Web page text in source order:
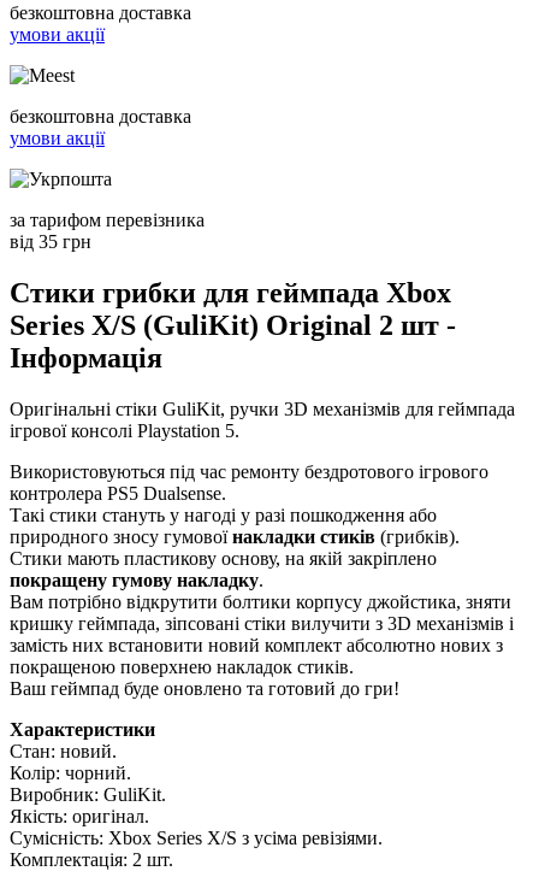
безкоштовна доставка
умови акції
безкоштовна доставка
умови акції
за тарифом перевізника
від 35 грн
Стики грибки для геймпада Xbox
Series X/S (GuliKit) Original 2 шт -
Інформація
Оригінальні стіки GuliKit, ручки 3D механізмів для геймпада
ігрової консолі Playstation 5.
Використовуються під час ремонту бездротового ігрового
контролера PS5 Dualsense.
Такі стики стануть у нагоді у разі пошкодження або
природного зносу гумовоїнакладки стиків (грибків).
Стики мають пластикову основу, на якій закріплено
покращену гумову накладку.
Вам потрібно відкрутити болтики корпусу джойстика, зняти
кришку геймпада, зіпсовані стіки вилучити з 3D механізмів і
замість них встановити новий комплект абсолютно нових з
покращеною поверхнею накладок стиків.
Ваш геймпад буде оновлено та готовий до гри!
Характеристики
Стан: новий.
Колір: чорний.
Виробник: GuliKit.
Якість: оригінал.
Сумісність: Xbox Series X/S з усіма ревізіями.
Комплектація: 2 шт.